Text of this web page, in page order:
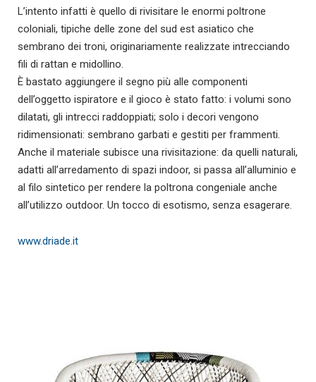
L’intento infatti è quello di rivisitare le enormi poltrone
coloniali, tipiche delle zone del sud est asiatico che
sembrano dei troni, originariamente realizzate intrecciando
fili di rattan e midollino.
È bastato aggiungere il segno più alle componenti
dell’oggetto ispiratore e il gioco è stato fatto: i volumi sono
dilatati, gli intrecci raddoppiati; solo i decori vengono
ridimensionati: sembrano garbati e gestiti per frammenti.
Anche il materiale subisce una rivisitazione: da quelli naturali,
adatti all’arredamento di spazi indoor, si passa all’alluminio e
al filo sintetico per rendere la poltrona congeniale anche
all’utilizzo outdoor. Un tocco di esotismo, senza esagerare.
www.driade.it